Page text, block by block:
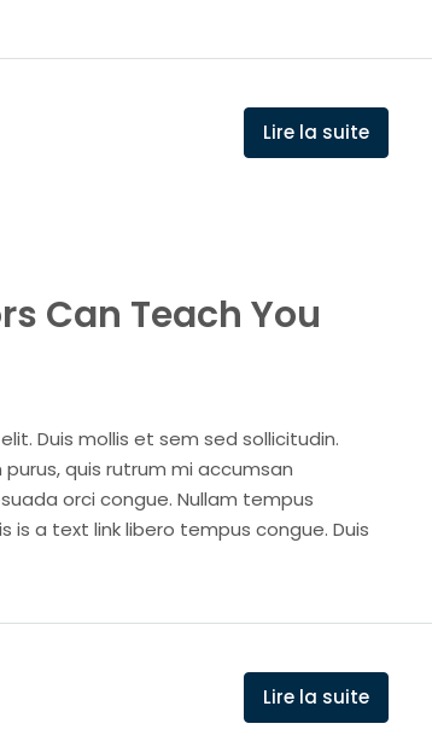
Lire la suite
Can Teach You
Duis mollis et sem sed sollicitudin.
quis rutrum mi accumsan
orci congue. Nullam tempus
is a text link libero tempus congue. Duis
Lire la suite